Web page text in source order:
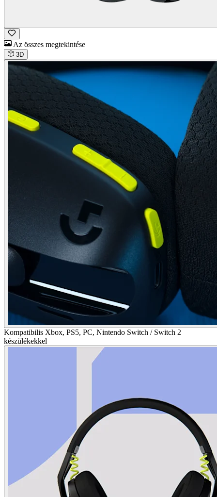
Az összes megtekintése
3D
Kompatibilis Xbox, PS5, PC, Nintendo Switch / Switch 2
készülékekkel